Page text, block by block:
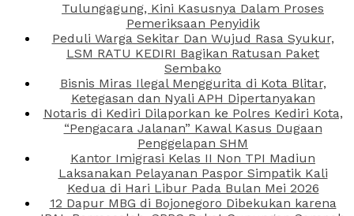
Tulungagung, Kini Kasusnya Dalam Proses
Pemeriksaan Penyidik
Peduli Warga Sekitar Dan Wujud Rasa Syukur,
LSM RATU KEDIRI Bagikan Ratusan Paket
Sembako
Bisnis Miras Ilegal Menggurita di Kota Blitar,
Ketegasan dan Nyali APH Dipertanyakan
Notaris di Kediri Dilaporkan ke Polres Kediri Kota,
“Pengacara Jalanan” Kawal Kasus Dugaan
Penggelapan SHM
Kantor Imigrasi Kelas II Non TPI Madiun
Laksanakan Pelayanan Paspor Simpatik Kali
Kedua di Hari Libur Pada Bulan Mei 2026
12 Dapur MBG di Bojonegoro Dibekukan karena